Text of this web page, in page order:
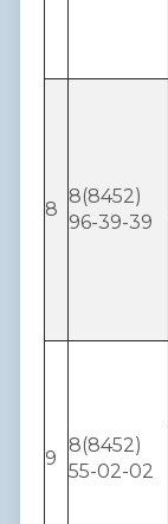
8
8(8452)
96-39-39
9
8(8452)
55-02-02